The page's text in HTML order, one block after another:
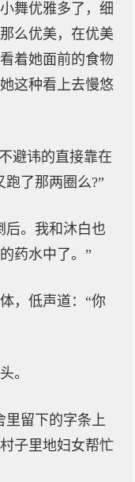
舞优雅多了，细
么优美，在优美
着她面前的食物
这种看上去慢悠
避讳的直接靠在
了那两圈么?”
后。我和沐白也
药水中了。”
，低声道：“你
。
里留下的字条上
子里地妇女帮忙